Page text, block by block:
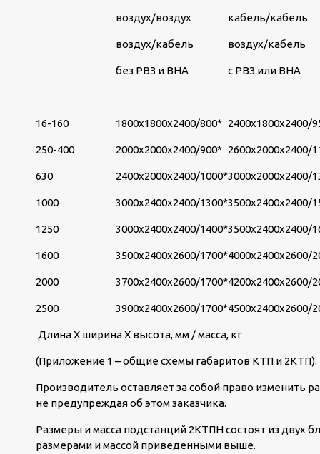
воздух/воздух
воздух/кабель
без РВЗ и ВНА
кабель/кабель
воздух/кабель
с РВЗ или ВНА
16-160 1800х1800х2400/800* 2400х1800х2400/
250-400 2000х2000х2400/900* 2600х2000х2400/
630 2400х2000х2400/1000*3000х2000х2400/
1000 3000х2400х2400/1300*3500х2400х2400/
1250 3000х2400х2400/1400*3500х2400х2400/
1600 3500х2400х2600/1700*4000х2400х2600/
2000 3700х2400х2600/1700*4200х2400х2600/
2500 3900х2400х2600/1700*4500х2400х2600/
Длина Х ширина Х высота, мм / масса, кг
(Приложение 1 – общие схемы габаритов КТП и 2КТП).
Производитель оставляет за собой право изменить
не предупреждая об этом заказчика.
Размеры и масса подстанций 2КТПН состоят из двух
размерами и массой приведенными выше.